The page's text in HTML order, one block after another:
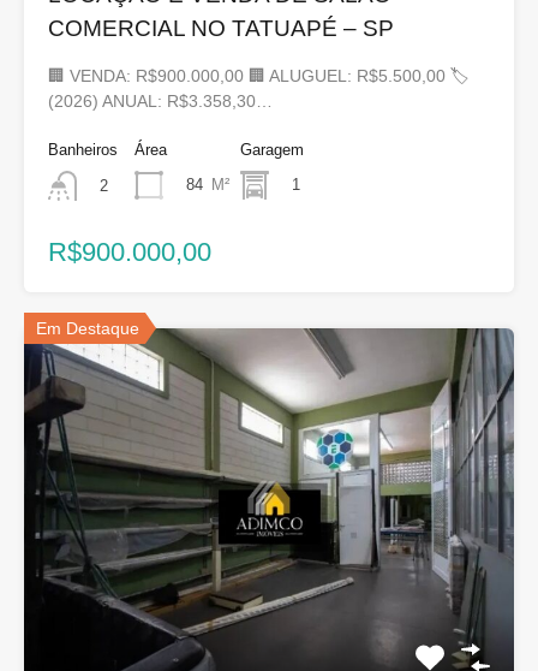
COMERCIAL NO TATUAPÉ – SP
🏢 VENDA: R$900.000,00 🏢 ALUGUEL: R$5.500,00 🏷
(2026) ANUAL: R$3.358,30…
Banheiros
2
Área
84 M²
Garagem
1
R$900.000,00
Em Destaque